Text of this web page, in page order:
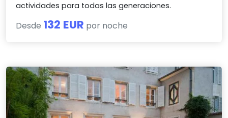
actividades para todas las generaciones.
Desde 132 EUR por noche